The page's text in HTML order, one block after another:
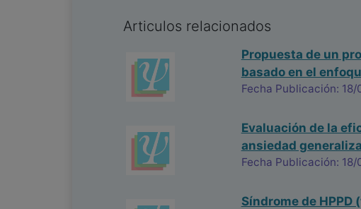
Articulos relacionados
Propuesta de un
basado en el
Fecha Publicación: 18/
Evaluación de la
ansiedad
Fecha Publicación: 18/
Síndrome de